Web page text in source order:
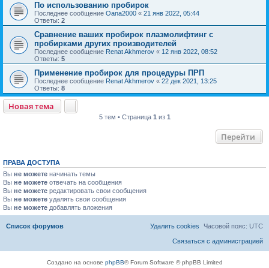
По использованию пробирок
Последнее сообщение Oana2000 « 21 янв 2022, 05:44
Ответы: 2
Сравнение ваших пробирок плазмолифтинг с
пробирками других производителей
Последнее сообщение Renat Akhmerov « 12 янв 2022, 08:52
Ответы: 5
Применение пробирок для процедуры ПРП
Последнее сообщение Renat Akhmerov « 22 дек 2021, 13:25
Ответы: 8
Новая тема
5 тем • Страница 1 из 1
Перейти
ПРАВА ДОСТУПА
Вы не можете начинать темы
Вы не можете отвечать на сообщения
Вы не можете редактировать свои сообщения
Вы не можете удалять свои сообщения
Вы не можете добавлять вложения
Список форумов Часовой пояс: UTC
Удалить cookies
Связаться с администрацией
Создано на основе phpBB® Forum Software © phpBB Limited